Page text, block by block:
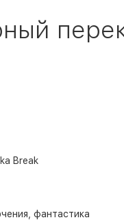
Break
фантастика